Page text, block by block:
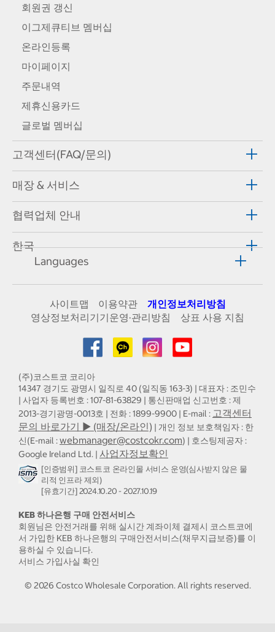
회원권 갱신
이그제큐티브 멤버십
온라인등록
마이페이지
주문내역
제휴신용카드
글로벌 멤버십
고객센터(FAQ/문의)
매장 & 서비스
협력업체 안내
한국
Languages
사이트맵 이용약관
개인정보처리방침
영상정보처리기기운영·관리방침
상표 사용 지침
(주)코스트코 코리아
14347 경기도 광명시 일직로 40 (일직동 163-3) | 대표자 : 조민수
| 사업자 등록번호 : 107-81-63829 | 통신판매업 신고번호 : 제
2013-경기광명-0013호 | 전화 : 1899-9900 | E-mail : 고객센터
문의 바로가기 ▶ (매장/온라인) | 개인 정보 보호책임자 : 한
신(E-mail :webmanager@costcokr.com) | 호스팅제공자 :
Google Ireland Ltd. | 사업자정보확인
[인증범위] 코스트코 온라인몰 서비스 운영(심사받지 않은 물
리적 인프라 제외)
[유효기간] 2024.10.20 - 2027.10.19
KEB 하나은행 구매 안전서비스
회원님은 안전거래를 위해 실시간 계좌이체 결제시 코스트코에
서 가입한 KEB 하나은행의 구매안전서비스(채무지급보증)를 이
용하실 수 있습니다.
서비스 가입사실 확인
© 2026 Costco Wholesale Corporation.All rights reserved.